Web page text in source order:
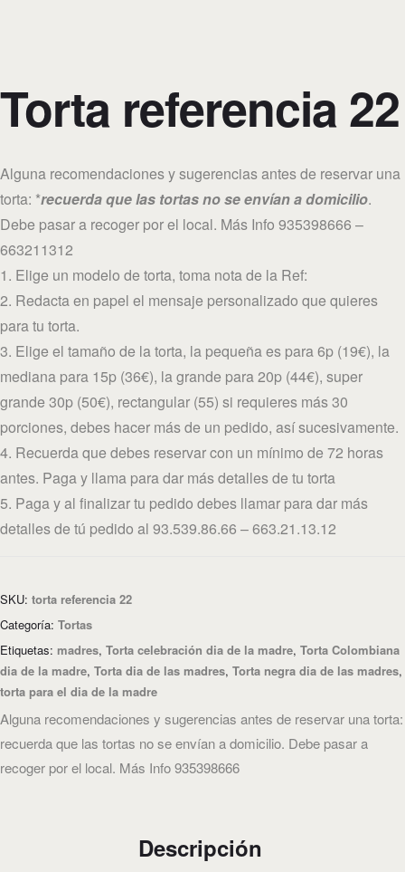
Torta referencia 22
Alguna recomendaciones y sugerencias antes de reservar una
torta: *recuerda que las tortas no se envían a domicilio.
Debe pasar a recoger por el local. Más Info 935398666 –
663211312
1. Elige un modelo de torta, toma nota de la Ref:
2. Redacta en papel el mensaje personalizado que quieres
para tu torta.
3. Elige el tamaño de la torta, la pequeña es para 6p (19€), la
mediana para 15p (36€), la grande para 20p (44€), super
grande 30p (50€), rectangular (55) si requieres más 30
porciones, debes hacer más de un pedido, así sucesivamente.
4. Recuerda que debes reservar con un mínimo de 72 horas
antes. Paga y llama para dar más detalles de tu torta
5. Paga y al finalizar tu pedido debes llamar para dar más
detalles de tú pedido al 93.539.86.66 – 663.21.13.12
SKU: torta referencia 22
Categoría: Tortas
Etiquetas: madres, Torta celebración dia de la madre, Torta Colombiana
dia de la madre, Torta dia de las madres, Torta negra dia de las madres,
torta para el dia de la madre
Alguna recomendaciones y sugerencias antes de reservar una torta:
recuerda que las tortas no se envían a domicilio. Debe pasar a
recoger por el local. Más Info 935398666
Descripción